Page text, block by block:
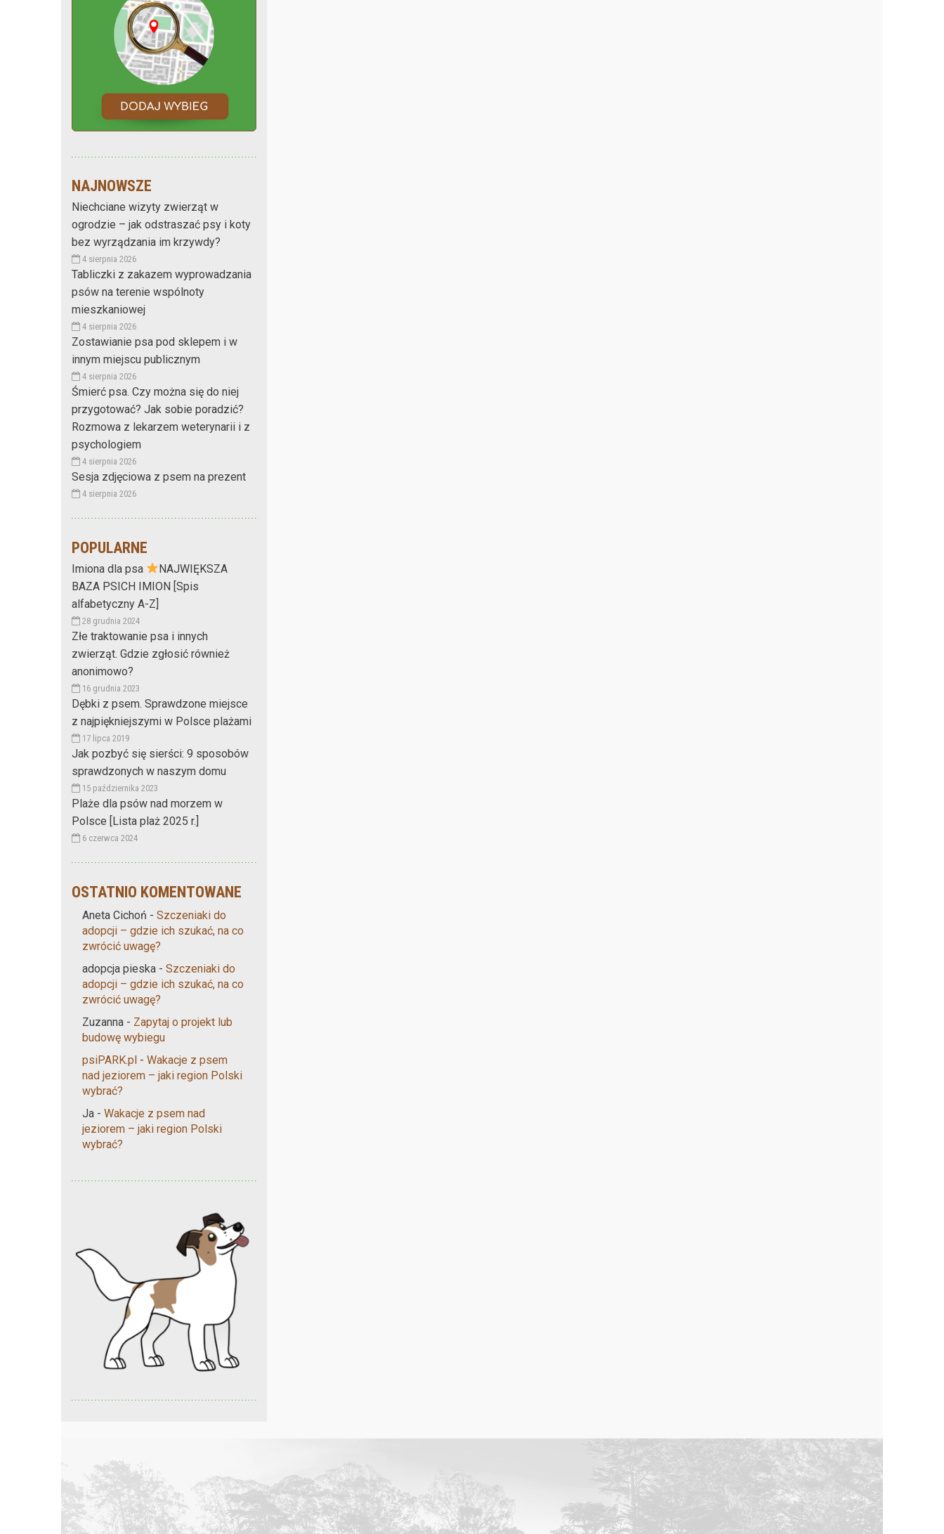
NAJNOWSZE
Niechciane wizyty zwierząt w
ogrodzie – jak odstraszać psy i koty
bez wyrządzania im krzywdy?
4 sierpnia 2026
Tabliczki z zakazem wyprowadzania
psów na terenie wspólnoty
mieszkaniowej
4 sierpnia 2026
Zostawianie psa pod sklepem i w
innym miejscu publicznym
4 sierpnia 2026
Śmierć psa. Czy można się do niej
przygotować? Jak sobie poradzić?
Rozmowa z lekarzem weterynarii i z
psychologiem
4 sierpnia 2026
Sesja zdjęciowa z psem na prezent
4 sierpnia 2026
POPULARNE
Imiona dla psa
NAJWIĘKSZA
BAZA PSICH IMION [Spis
alfabetyczny A-Z]
28 grudnia 2024
Złe traktowanie psa i innych
zwierząt. Gdzie zgłosić również
anonimowo?
16 grudnia 2023
Dębki z psem. Sprawdzone miejsce
z najpiękniejszymi w Polsce plażami
17 lipca 2019
Jak pozbyć się sierści: 9 sposobów
sprawdzonych w naszym domu
15 października 2023
Plaże dla psów nad morzem w
Polsce [Lista plaż 2025 r.]
6 czerwca 2024
OSTATNIO KOMENTOWANE
Aneta Cichoń - Szczeniaki do
adopcji – gdzie ich szukać, na co
zwrócić uwagę?
adopcja pieska - Szczeniaki do
adopcji – gdzie ich szukać, na co
zwrócić uwagę?
Zuzanna - Zapytaj o projekt lub
budowę wybiegu
psiPARK.pl - Wakacje z psem
nad jeziorem – jaki region Polski
wybrać?
Ja - Wakacje z psem nad
jeziorem – jaki region Polski
wybrać?